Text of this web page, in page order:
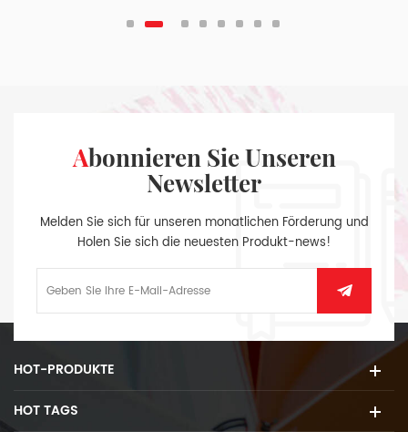
Abonnieren Sie Unseren
Newsletter
Melden Sie sich für unseren monatlichen Förderung und
Holen Sie sich die neuesten Produkt-news!
HOT-PRODUKTE
HOT TAGS